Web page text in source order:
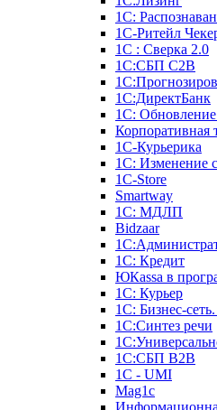
1С:
1C-Ритейл
1С : Сверка 2.0
1С:СБП C2B
1С:ДиректБанк
1С:
Корпоративная
1С-Курьерика
1С: Изменение
1C-Store
Smartway
1С: МДЛП
Bidzaar
1С: Кредит
ЮКаssа в
1С: Курьер
1С: Бизнес-
1С:Синтез речи
1С:СБП B2B
1C - UMI
Mag1c